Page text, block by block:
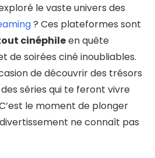
le vaste univers des
? Ces plateformes sont
cinéphileen quête
de soirées ciné inoubliables.
de découvrir des trésors
séries qui te feront vivre
le moment de plonger
ne connaît pas